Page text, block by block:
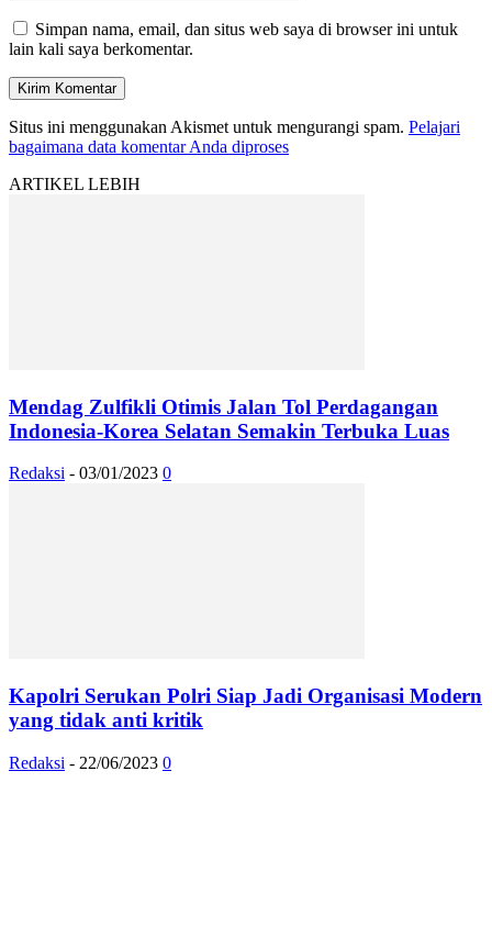
Simpan nama, email, dan situs web saya di browser ini untuk
lain kali saya berkomentar.
Situs ini menggunakan Akismet untuk mengurangi spam. Pelajari
bagaimana data komentar Anda diproses
ARTIKEL LEBIH
Mendag Zulfikli Otimis Jalan Tol Perdagangan
Indonesia-Korea Selatan Semakin Terbuka Luas
Redaksi - 03/01/2023 0
Kapolri Serukan Polri Siap Jadi Organisasi Modern
yang tidak anti kritik
Redaksi - 22/06/2023 0